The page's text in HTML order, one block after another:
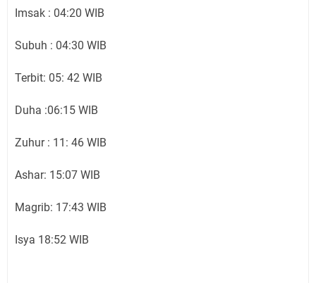
Imsak : 04:20 WIB
Subuh : 04:30 WIB
Terbit: 05: 42 WIB
Duha :06:15 WIB
Zuhur : 11: 46 WIB
Ashar: 15:07 WIB
Magrib: 17:43 WIB
Isya 18:52 WIB